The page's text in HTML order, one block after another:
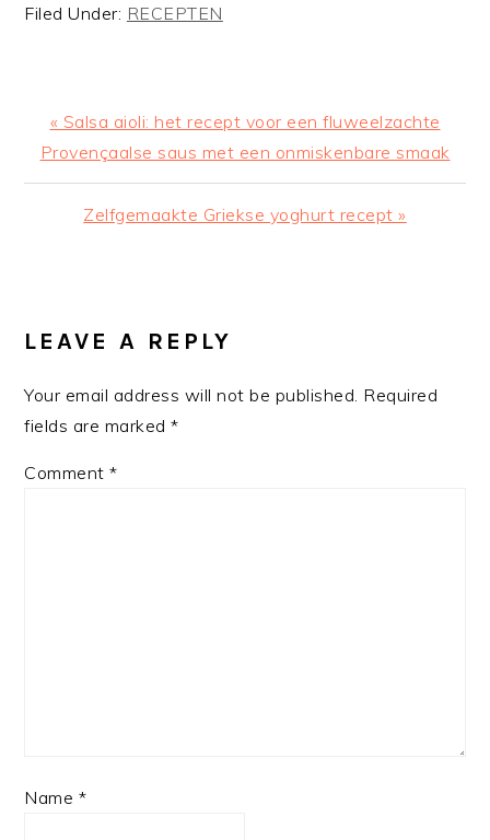
Filed Under: RECEPTEN
Previous
Post:
« Salsa aioli: het recept voor een fluweelzachte
Provençaalse saus met een onmiskenbare smaak
Next
Zelfgemaakte Griekse yoghurt recept »
INTERACTIONS
LEAVE A REPLY
Your email address will not be published. Required
fields are marked*
Comment*
Name *